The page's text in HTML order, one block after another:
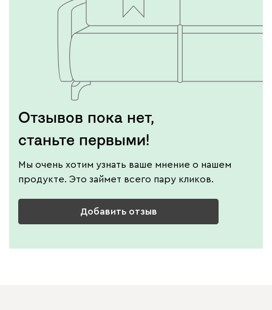
Отзывов пока нет,
станьте первыми!
Мы очень хотим узнать ваше мнение о нашем
продукте. Это займет всего пару кликов.
Добавить отзыв